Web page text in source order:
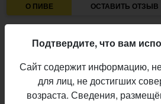
О ПИВЕ ОСТАВИТЬ ОТЗЫВ
Пивоварня:
Алкоголь:
4,8%
Горечь:
15 IBU
Начало
Подтвердите, что вам
Сайт содержит информацию,
для лиц, не достигших
возраста. Сведения,